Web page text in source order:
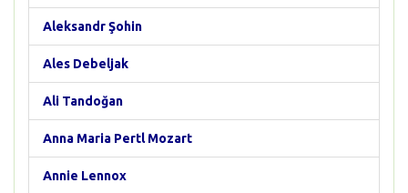
Aleksandr Şohin
Ales Debeljak
Ali Tandoğan
Anna Maria Pertl Mozart
Annie Lennox